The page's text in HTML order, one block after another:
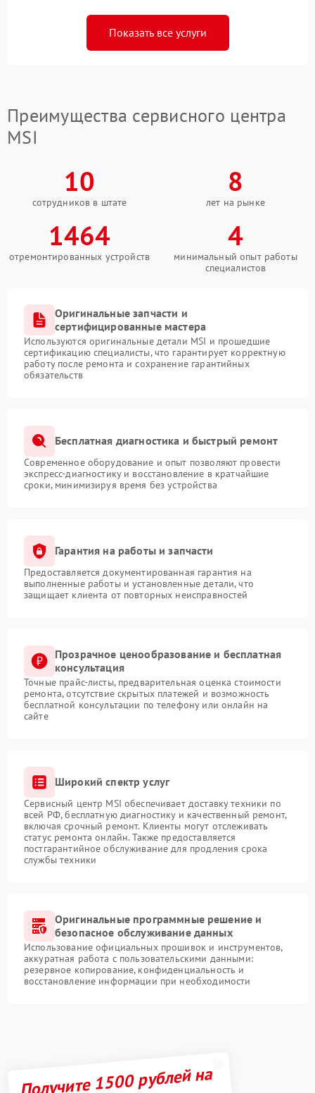
Показать все услуги
Преимущества сервисного центра
MSI
10
сотрудников в штате
8
лет на рынке
1464
отремонтированных устройств
4
минимальный опыт работы
специалистов
Оригинальные запчасти и
сертифицированные мастера
Используются оригинальные детали MSI и прошедшие
сертификацию специалисты, что гарантирует корректную
работу после ремонта и сохранение гарантийных
обязательств
Бесплатная диагностика и быстрый ремонт
Современное оборудование и опыт позволяют провести
экспресс-диагностику и восстановление в кратчайшие
сроки, минимизируя время без устройства
Гарантия на работы и запчасти
Предоставляется документированная гарантия на
выполненные работы и установленные детали, что
защищает клиента от повторных неисправностей
Прозрачное ценообразование и бесплатная
консультация
Точные прайс-листы, предварительная оценка стоимости
ремонта, отсутствие скрытых платежей и возможность
бесплатной консультации по телефону или онлайн на
сайте
Широкий спектр услуг
Сервисный центр MSI обеспечивает доставку техники по
всей РФ, бесплатную диагностику и качественный ремонт,
включая срочный ремонт. Клиенты могут отслеживать
статус ремонта онлайн. Также предоставляется
постгарантийное обслуживание для продления срока
службы техники
Оригинальные программные решение и
безопасное обслуживание данных
Использование официальных прошивок и инструментов,
аккуратная работа с пользовательскими данными:
резервное копирование, конфиденциальность и
восстановление информации при необходимости
Получите 1500 рублей на